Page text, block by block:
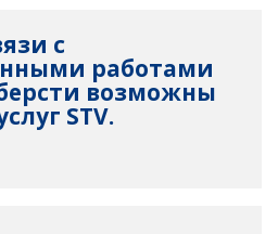
с
работами
возможны
STV.